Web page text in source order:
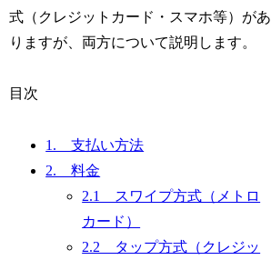
式（クレジットカード・スマホ等）があ
りますが、両方について説明します。
目次
1. 支払い方法
2. 料金
2.1 スワイプ方式（メトロ
カード）
2.2 タップ方式（クレジッ